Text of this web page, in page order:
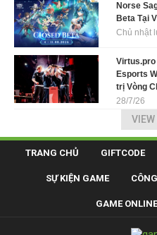
Norse
Beta Tại
Chủ nhật
Esports
trị Vòng
28/7/26
VIEW
TRANG CHỦ GIFTCODE
SỰ KIỆN GAME
GAME ONLINE